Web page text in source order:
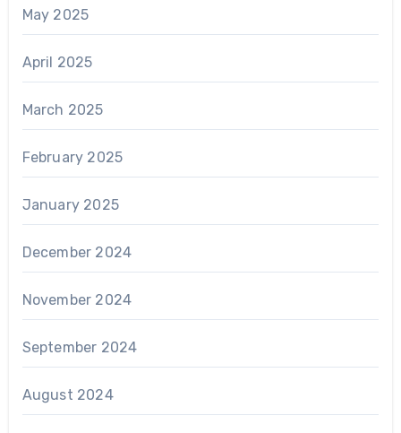
May 2025
April 2025
March 2025
February 2025
January 2025
December 2024
November 2024
September 2024
August 2024